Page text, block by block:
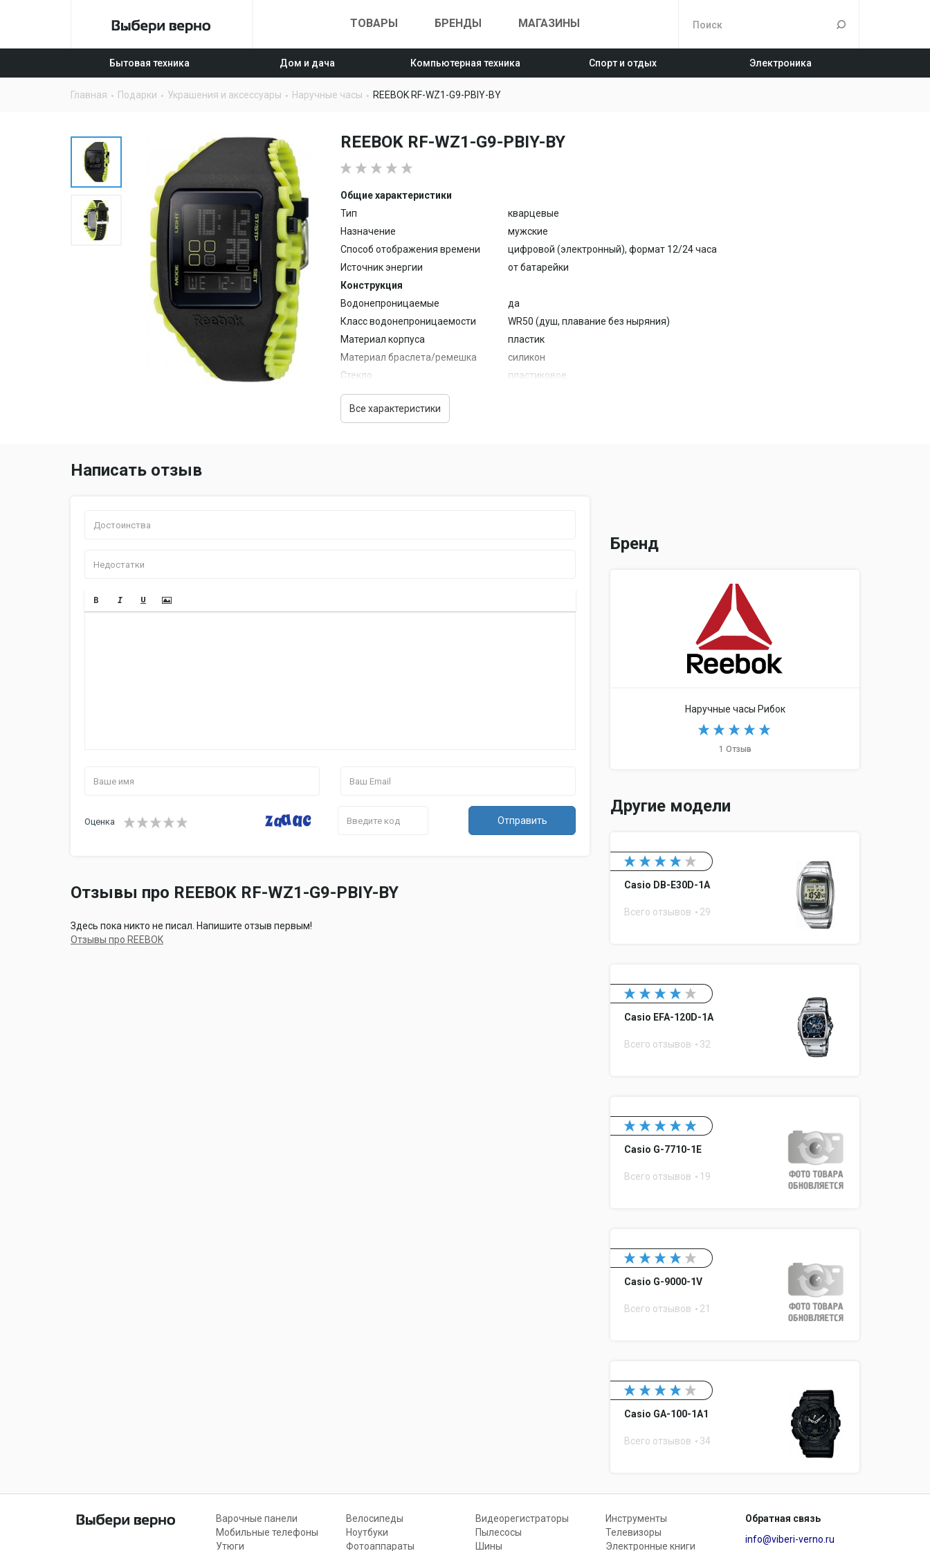
ТОВАРЫ БРЕНДЫ МАГАЗИНЫ
Бытовая техника Дом и дача Компьютерная техника Спорт и отдых Электроника
Главная Подарки Украшения и аксессуары Наручные часы REEBOK RF-WZ1-G9-PBIY-BY
REEBOK RF-WZ1-G9-PBIY-BY
Общие характеристики
Тип
кварцевые
Назначение
мужские
Способ отображения времени
цифровой (электронный), формат 12/24 часа
Источник энергии
от батарейки
Конструкция
Водонепроницаемые
да
Класс водонепроницаемости
WR50 (душ, плавание без ныряния)
Материал корпуса
пластик
Материал браслета/ремешка
силикон
Стекло
пластиковое
Габариты
Особенности
Все характеристики
Написать отзыв
Оценка Отправить
Отзывы про REEBOK RF-WZ1-G9-PBIY-BY
Здесь пока никто не писал. Напишите отзыв первым!
Отзывы про REEBOK
Бренд
Наручные часы Рибок
1 Отзыв
Другие модели
Casio DB-E30D-1A
Всего отзывов 29
Casio EFA-120D-1A
Всего отзывов 32
Casio G-7710-1E
Всего отзывов 19
Casio G-9000-1V
Всего отзывов 21
Casio GA-100-1A1
Всего отзывов 34
Варочные панели Велосипеды Видеорегистраторы
Инструменты
Мобильные телефоны
Ноутбуки Пылесосы
Телевизоры
Утюги
Фотоаппараты Шины Электронные книги
Обратная связь
info@viberi-verno.ru